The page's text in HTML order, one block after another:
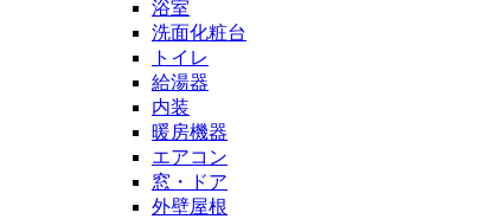
浴室
洗面化粧台
トイレ
給湯器
内装
暖房機器
エアコン
窓・ドア
外壁屋根